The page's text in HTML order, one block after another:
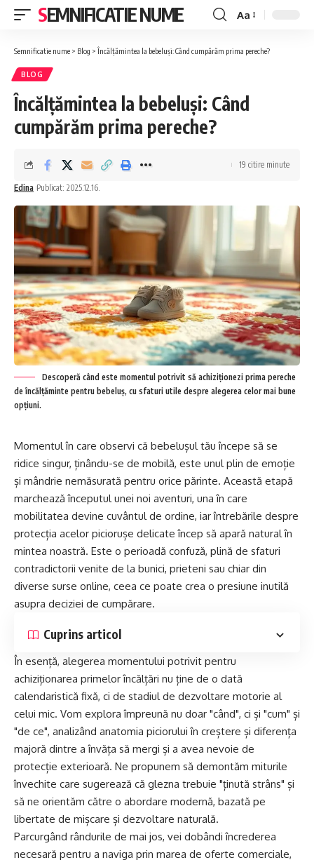
SEMNIFICATIE NUME
Font
Aa
Semnificatie nume > Blog > Încălțămintea la bebeluși: Când cumpărăm prima pereche?
BLOG
Încălțămintea la bebeluși: Când
cumpărăm prima pereche?
Edina Publicat: 2025.12.16.
19 citire minute
Descoperă când este momentul potrivit să achiziționezi prima pereche
de încălțăminte pentru bebeluș, cu sfaturi utile despre alegerea celor mai bune
opțiuni.
Momentul în care observi că bebelușul tău începe să se
ridice singur, ținându-se de mobilă, este unul plin de emoție
și mândrie nemăsurată pentru orice părinte. Această etapă
marchează începutul unei noi aventuri, una în care
mobilitatea devine cuvântul de ordine, iar întrebările despre
protecția acelor piciorușe delicate încep să apară natural în
mintea noastră. Este o perioadă confuză, plină de sfaturi
contradictorii venite de la bunici, prieteni sau chiar din
diverse surse online, ceea ce poate crea o presiune inutilă
asupra deciziei de cumpărare.
Cuprins articol
În esență, alegerea momentului potrivit pentru
achiziționarea primelor încălțări nu ține de o dată
calendaristică fixă, ci de stadiul de dezvoltare motorie al
celui mic. Vom explora împreună nu doar "când", ci și "cum" și
"de ce", analizând anatomia piciorului în creștere și diferența
majoră dintre a învăța să mergi și a avea nevoie de
protecție exterioară. Ne propunem să demontăm miturile
învechite care sugerează că glezna trebuie "ținută strâns" și
să ne orientăm către o abordare modernă, bazată pe
libertate de mișcare și dezvoltare naturală.
Parcurgând rândurile de mai jos, vei dobândi încrederea
necesară pentru a naviga prin marea de oferte comerciale,